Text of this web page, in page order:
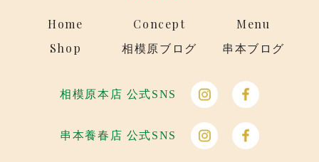
Home Concept
Menu
Shop
相模原ブログ 串本ブログ
相模原本店 公式SNS
串本養春店 公式SNS